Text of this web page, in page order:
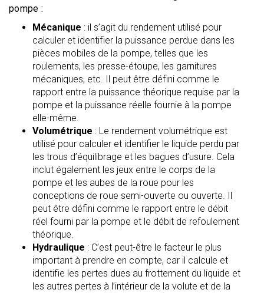
pompe :
Mécanique : il s’agit du rendement utilisé pour
calculer et identifier la puissance perdue dans les
pièces mobiles de la pompe, telles que les
roulements, les presse-étoupe, les garnitures
mécaniques, etc. Il peut être défini comme le
rapport entre la puissance théorique requise par la
pompe et la puissance réelle fournie à la pompe
elle-même.
Volumétrique : Le rendement volumétrique est
utilisé pour calculer et identifier le liquide perdu par
les trous d’équilibrage et les bagues d’usure. Cela
inclut également les jeux entre le corps de la
pompe et les aubes de la roue pour les
conceptions de roue semi-ouverte ou ouverte. Il
peut être défini comme le rapport entre le débit
réel fourni par la pompe et le débit de refoulement
théorique.
Hydraulique : C’est peut-être le facteur le plus
important à prendre en compte, car il calcule et
identifie les pertes dues au frottement du liquide et
les autres pertes à l’intérieur de la volute et de la